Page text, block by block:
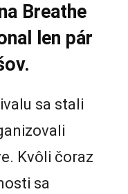
Breathe
len pár
sa stali
Kvôli čoraz
sa